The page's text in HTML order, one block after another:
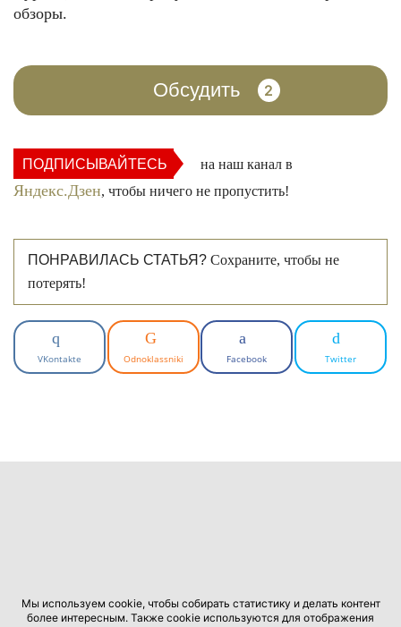
обзоры.
Обсудить 2
ПОДПИСЫВАЙТЕСЬ на наш канал в
Яндекс.Дзен, чтобы ничего не пропустить!
ПОНРАВИЛАСЬ СТАТЬЯ? Сохраните, чтобы не
потерять!
VKontakte Odnoklassniki Facebook Twitter
Мы используем cookie, чтобы собирать статистику и делать контент
более интересным. Также cookie используются для отображения